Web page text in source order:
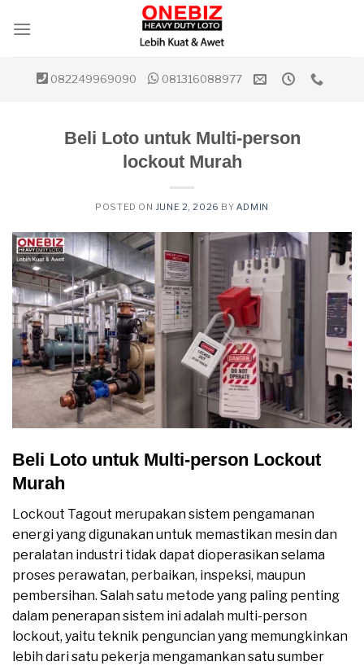
082249969090 081316088977
Beli Loto untuk Multi-person
lockout Murah
POSTED ON JUNE 2, 2026 BY ADMIN
Beli Loto untuk Multi-person Lockout
Murah
Lockout Tagout merupakan sistem pengamanan
energi yang digunakan untuk memastikan mesin dan
peralatan industri tidak dapat dioperasikan selama
proses perawatan, perbaikan, inspeksi, maupun
pembersihan. Salah satu metode yang paling penting
dalam penerapan sistem ini adalah multi-person
lockout, yaitu teknik penguncian yang memungkinkan
lebih dari satu pekerja mengamankan satu sumber